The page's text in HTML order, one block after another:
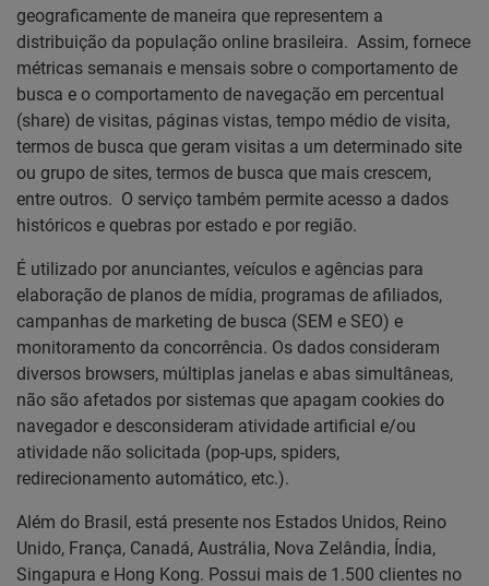
geograficamente de maneira que representem a
distribuição da população online brasileira. Assim, fornece
métricas semanais e mensais sobre o comportamento de
busca e o comportamento de navegação em percentual
(share) de visitas, páginas vistas, tempo médio de visita,
termos de busca que geram visitas a um determinado site
ou grupo de sites, termos de busca que mais crescem,
entre outros. O serviço também permite acesso a dados
históricos e quebras por estado e por região.
É utilizado por anunciantes, veículos e agências para
elaboração de planos de mídia, programas de afiliados,
campanhas de marketing de busca (SEM e SEO) e
monitoramento da concorrência. Os dados consideram
diversos browsers, múltiplas janelas e abas simultâneas,
não são afetados por sistemas que apagam cookies do
navegador e desconsideram atividade artificial e/ou
atividade não solicitada (pop-ups, spiders,
redirecionamento automático, etc.).
Além do Brasil, está presente nos Estados Unidos, Reino
Unido, França, Canadá, Austrália, Nova Zelândia, Índia,
Singapura e Hong Kong. Possui mais de 1.500 clientes no